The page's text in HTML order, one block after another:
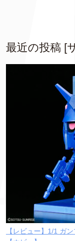
最近の投稿 [
【レビュー】1/1 ガ